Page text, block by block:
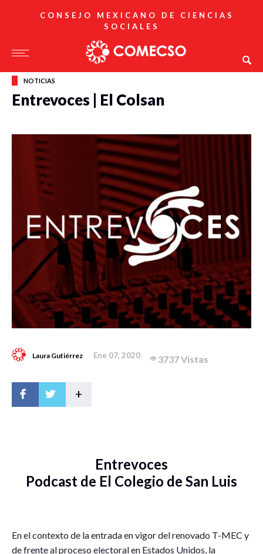
CONSEJO MEXICANO DE CIENCIAS
SOCIALES
NOTICIAS
Entrevoces | El Colsan
Laura Gutiérrez Ene 07, 2020 3737 Vistas
+
Entrevoces
Podcast de El Colegio de San Luis
En el contexto de la entrada en vigor del renovado T-MEC y
de frente al proceso electoral en Estados Unidos, la